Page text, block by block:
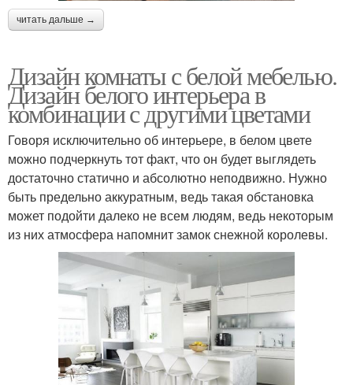
читать дальше →
Дизайн комнаты с белой мебелью.
Дизайн белого интерьера в
комбинации с другими цветами
Говоря исключительно об интерьере, в белом цвете
можно подчеркнуть тот факт, что он будет выглядеть
достаточно статично и абсолютно неподвижно. Нужно
быть предельно аккуратным, ведь такая обстановка
может подойти далеко не всем людям, ведь некоторым
из них атмосфера напомнит замок снежной королевы.